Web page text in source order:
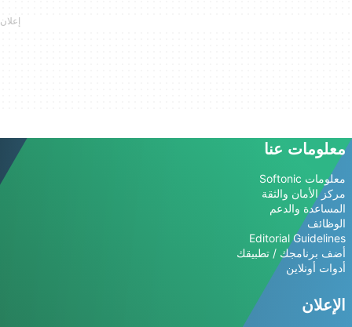
معلومات عنا
معلومات Softonic
مركز الأمان والثقة
المساعدة والدعم
الوظائف
Editorial Guidelines
أضف برنامجك / تطبيقك
أدوات أونلاين
الإعلان